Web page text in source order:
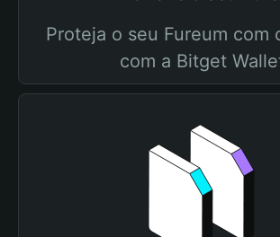
Proteja o seu Fureum com
com a Bitget